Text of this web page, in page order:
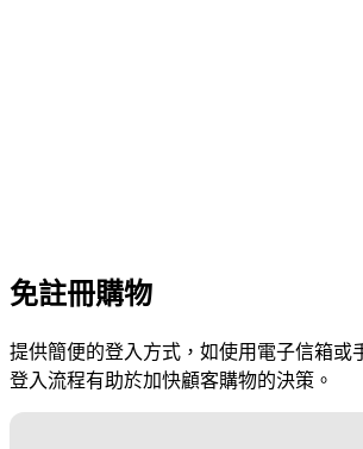
免註冊購物
提供簡便的登入方式，如使用電子信箱或
登入流程有助於加快顧客購物的決策。